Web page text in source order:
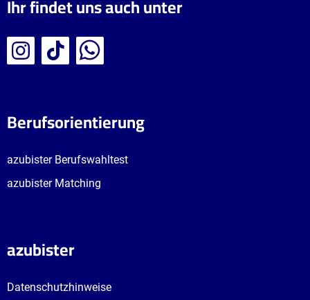
Ihr findet uns auch unter
Berufsorientierung
azubister Berufswahltest
azubister Matching
azubister
Datenschutzhinweise